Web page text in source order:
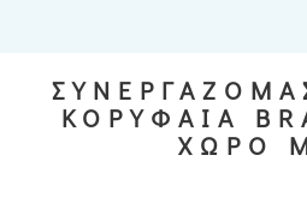
ΚΟΡΥΦΑΙΑ
ΧΩΡΟ